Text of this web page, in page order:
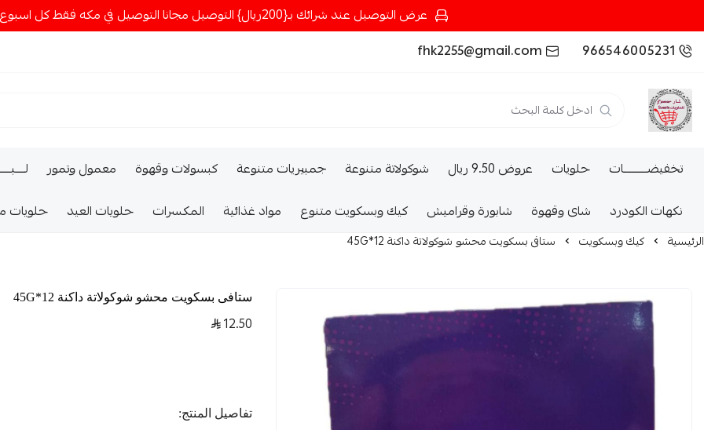
عرض التوصيل عند شرائك بـ{200ريال} التوصيل مجانا التوصيل في مكه فقط كل اسبوع اصناف جديدة
966546005231
fhk2255@gmail.com
تخفيضــــــــــات حلويات عروض 9.50 ريال شوكولاتة متنوعة جمبيريات متنوعة كبسولات وقهوة معمول وتمور
نكهات الكودرد
شاى وقهوة شابورة وقراميش كيك وبسكويت متنوع مواد غذائية المكسرات حلويات العيد حلويات
الرئيسية كيك وبسكويت ستافى بسكويت محشو شوكولاتة داكنة 12*45G
ستافى بسكويت محشو شوكولاتة داكنة 12*45G
12.50
تفاصيل المنتج: